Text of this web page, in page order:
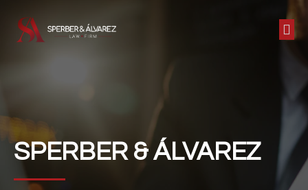
SPERBER & ÁLVAREZ